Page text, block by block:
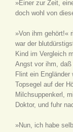
»Einer zur Zeit,
doch wohl von
»Von ihm gehört!«
war der
Kind im Vergleich
Angst vor ihm,
Flint ein
Topsegel auf der
Milchsuppenkerl,
Doktor, und fuhr
»Nun, ich habe